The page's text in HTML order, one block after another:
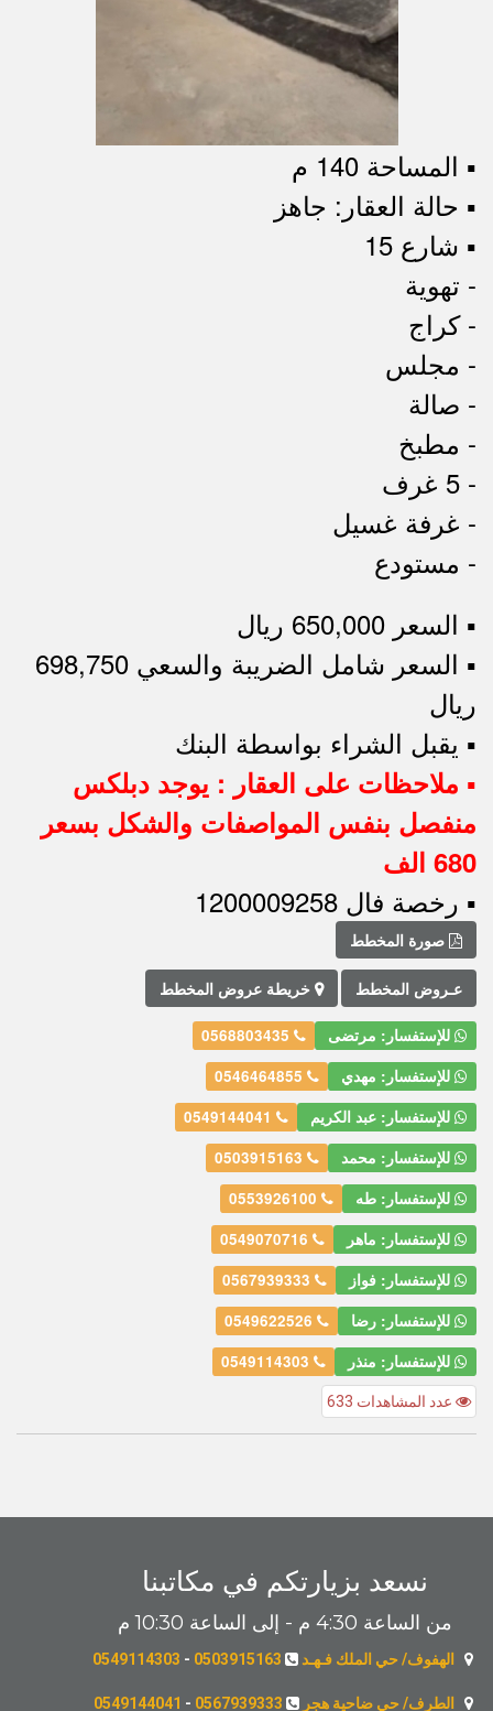
▪︎ المساحة 140 م
▪︎ حالة العقار: جاهز
▪︎ شارع 15
- تهوية
- كراج
- مجلس
- صالة
- مطبخ
- 5 غرف
- غرفة غسيل
- مستودع
▪︎ السعر 650,000 ريال
▪︎ السعر شامل الضريبة والسعي 698,750
ريال
▪︎ يقبل الشراء بواسطة البنك
▪︎ ملاحظات على العقار : يوجد دبلكس
منفصل بنفس المواصفات والشكل بسعر
680 الف
▪︎ رخصة فال 1200009258
صورة المخطط
عـروض المخطط خريطة عروض المخطط
للإستفسار: مرتضى
للإستفسار: مهدي
للإستفسار: عبد الكريم
للإستفسار: محمد
للإستفسار: طه
للإستفسار: ماهر
للإستفسار: فواز
للإستفسار: رضا
للإستفسار: منذر
عدد المشاهدات 633
نسعد بزيارتكم في مكاتبنا
من الساعة 4:30 م - إلى الساعة 10:30 م
الهفوف/ حي الملك فـهـد 0503915163
-
0549114303
الطرف/ حي ضاحية هجر 0567939333
-
0549144041